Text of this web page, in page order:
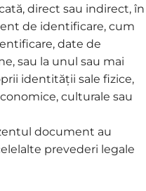
direct sau indirect, în
de identificare, cum
date de
sau la unul sau mai
identității sale fizice,
culturale sau
document au
prevederi legale